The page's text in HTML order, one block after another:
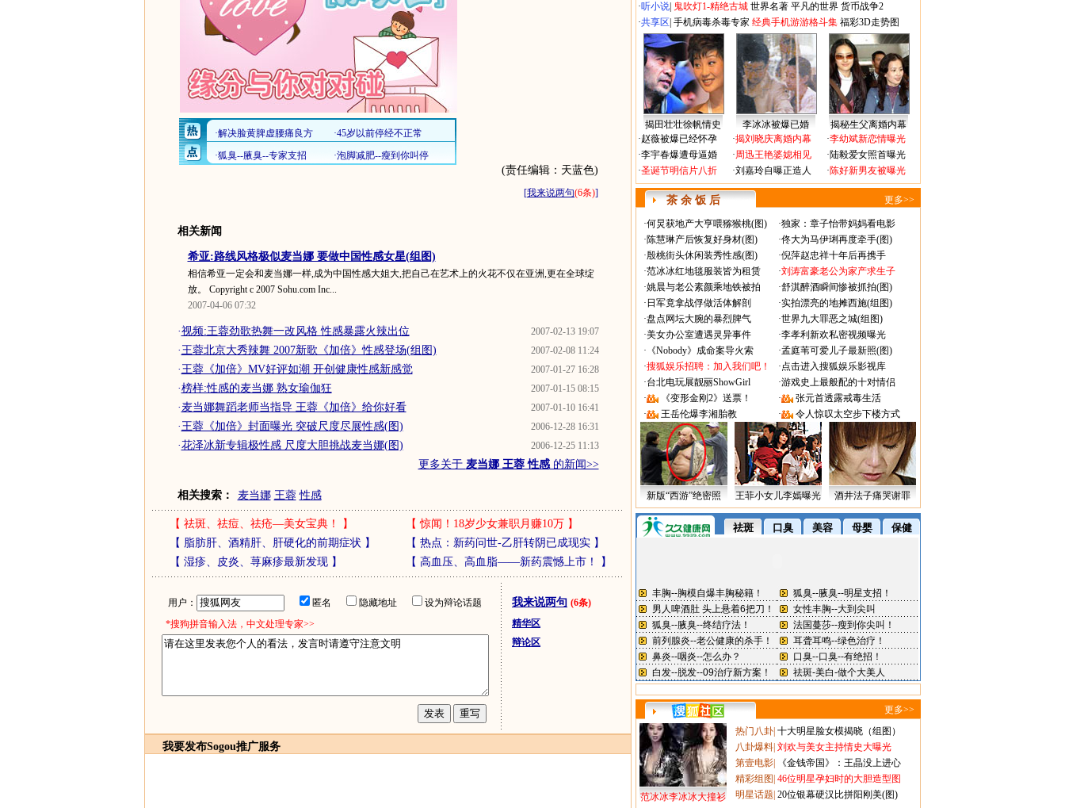
(责任编辑：天蓝色)
[我来说两句(6条)]
相关新闻
希亚:路线风格极似麦当娜 要做中国性感女星(组图)
相信希亚一定会和麦当娜一样,成为中国性感大姐大,把自己在艺术上的火花不仅在亚洲,更在全球绽
放。 Copyright c 2007 Sohu.com Inc...
2007-04-06 07:32
2007-02-13 19:07
·视频:王蓉劲歌热舞一改风格 性感暴露火辣出位
2007-02-08 11:24
·王蓉北京大秀辣舞 2007新歌《加倍》性感登场(组图)
2007-01-27 16:28
·王蓉《加倍》MV好评如潮 开创健康性感新感觉
2007-01-15 08:15
·榜样:性感的麦当娜 熟女瑜伽狂
2007-01-10 16:41
· 麦当娜舞蹈老师当指导 王蓉《加倍》给你好看
2006-12-28 16:31
·王蓉《加倍》封面曝光 突破尺度尽展性感(图)
2006-12-25 11:13
·花泽冰新专辑极性感 尺度大胆挑战麦当娜(图)
更多关于 麦当娜 王蓉 性感的新闻>>
相关搜索： 麦当娜 王蓉 性感
【 祛斑、祛痘、祛疮—美女宝典！ 】 【惊闻！18岁少女兼职月赚10万】
【 脂肪肝、酒精肝、肝硬化的前期症状 】 【 热点：新药问世-乙肝转阴已成现实】
【 湿疹、皮炎、荨麻疹最新发现】 【 高血压、高血脂——新药震憾上市！ 】
用户： 匿名 隐藏地址
设为辩论话题
*搜狗拼音输入法，中文处理专家>>
我来说两句 (6条)
精华区
辩论区
我要发布Sogou推广服务
·听小说 鬼吹灯1-精绝古城 世界名著 平凡的世界 货币战争2
·共享区 手机病毒杀毒专家 经典手机游游格斗集 福彩3D走势图
揭田壮壮徐帆情史 李冰冰被爆已婚
揭秘生父离婚内幕
·赵薇被爆已经怀孕
·李宇春爆遭母逼婚
·圣诞节明信片八折
·揭刘晓庆离婚内幕
·周迅王艳婆媳相见
·刘嘉玲自曝正造人
·李幼斌新恋情曝光
·陆毅爱女照首曝光
·陈好新男友被曝光
茶 余 饭 后 更多>>
·何炅获地产大亨喂猕猴桃(图) ·独家：章子怡带妈妈看电影
·陈慧琳产后恢复好身材(图) ·佟大为马伊琍再度牵手(图)
·殷桃街头休闲装秀性感(图) ·倪萍赵忠祥十年后再携手
·范冰冰红地毯服装皆为租赁 ·刘涛富豪老公为家产求生子
·姚晨与老公素颜乘地铁被拍 ·舒淇醉酒瞬间惨被抓拍(图)
· 日军竟拿战俘做活体解剖 ·实拍漂亮的地摊西施(组图)
·盘点网坛大腕的暴烈脾气 ·世界九大罪恶之城(组图)
·美女办公室遭遇灵异事件 ·李孝利新欢私密视频曝光
· 《Nobody》成命案导火索 ·孟庭苇可爱儿子最新照(图)
·搜狐娱乐招聘：加入我们吧！ ·点击进入搜狐娱乐影视库
·台北电玩展靓丽ShowGirl ·游戏史上最般配的十对情侣
·
《变形金刚2》送票！ ·
张元首透露戒毒生活
·
王岳伦爆李湘胎教 · 令人惊叹太空步下楼方式
新版“西游”绝密照 王菲小女儿李嫣曝光 酒井法子痛哭谢罪
更多>>
范冰冰李冰冰大撞衫
热门八卦 十大明星脸女模揭晓（组图）
八卦爆料 刘欢与美女主持情史大曝光
第壹电影
《金钱帝国》：王晶没上进心
精彩组图 46位明星孕妇时的大胆造型图
明星话题 20位银幕硬汉比拼阳刚美(图)